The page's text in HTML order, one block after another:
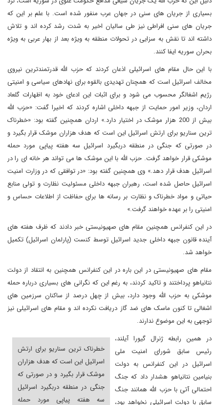
بسیاری از جریان های سنی در جهان عرب منفور شده است. با علم بر این که
جریان های سنی افراطی نیز طی سالیان اخیر به شدت رشد کرده اند و تلاش
داشته اند تا نقش به سزایی در تحولات منطقه به ویژه بعد از بهار عربی به ویژه
بحران سوریه ایفا کنند.
با این حال مقام های اسرائیلی اذعان کردند که حزب الله قدرتمندترین نیروی
مخالف اسرائیل است که همچنان تهدیدی بالقوه برای نهادهای سیاسی و امنیتی
رژیم اشغالگر محسوب می شود و برای اثبات این ادعای خود به اظهارات گلعاد
اردان، وزیر امور حمایت از جبهه داخلی اشاره کردند که اخیرا گفت: «حزب الله
بیش از 200 هزار موشک در اختیار دارد.» اردان همچنین گفته بود: «خطرناک
ترین سناریو برای ارتش اسرائیل این است که هدف هزاران موشک قرار بگیرد و
در صورتی که جنگی در منطقه دربگیرد اسرائیل سه هفته پیاپی مورد حمله
موشکی قرار خواهد گرفت. حزب الله با این موشک ها می تواند هر خانه ای را در
اسرائیل هدف قرار دهد.» وی همچنین گفته بود: «در توافقی که در وزارت امنیت
اسرائیل حاصل شده است، رهبران جبهه داخلی مسئولیت نظارت و تولی منابع
حیاتی و مواد خطرناک و نظارت بر رسانه ها برای حفاظت از اطلاعات حساس و
امنیتی را بر عهده خواهند گرفت.»
در این کنفرانس همچنین مقام های صهیونیستی خبر دادند که ظرف هفته های
آینده قانون جبهه داخلی جدید اسرائیل توسط کنست (پارلمان اسرائیل) تکمیل
خواهد شد.
مقام های صهیونیستی در این باره در این کنفرانس همچنین به انتقاد از دولت
نتانیاهو پرداختند و تاکید کردند، به رغم این که نگرانی های بسیاری درباره حمله
موشکی به حزب الله وجود دارد، بیش از چهل درصد از ساکنان سرزمین های
اشغالی تا کنون ماسک های ضد گاز دریافت نکرده اند و مقام های اسرائیلی نیز
توجهی به این موضوع ندارند.
خطرناک ترین سناریو برای ارتش
اسرائیل این است که هدف هزاران
موشک قرار بگیرد و در صورتی که
جنگی در منطقه دربگیرد اسرائیل
سه هفته پیاپی مورد حمله
در همین رابطه ژنرال گیورا آیلند،
رئیس سابق شورای امنیت ملی
اسرائیل در این کنفرانس به دولت
بنیامین نتانیاهو هشدار داد که جنگ
احتمالی آتی با حزب الله همانند جنگ
سابق با دولت اسرائیلی نخواهد بود،